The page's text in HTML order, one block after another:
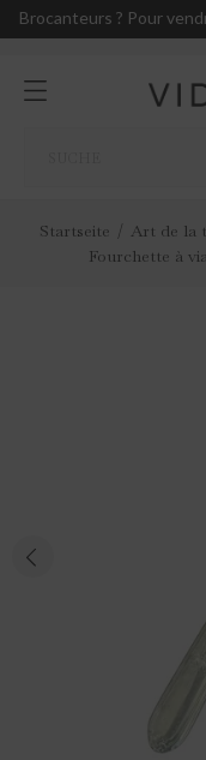
Brocanteurs ? Pour
Startseite Art de la
Fourchette à